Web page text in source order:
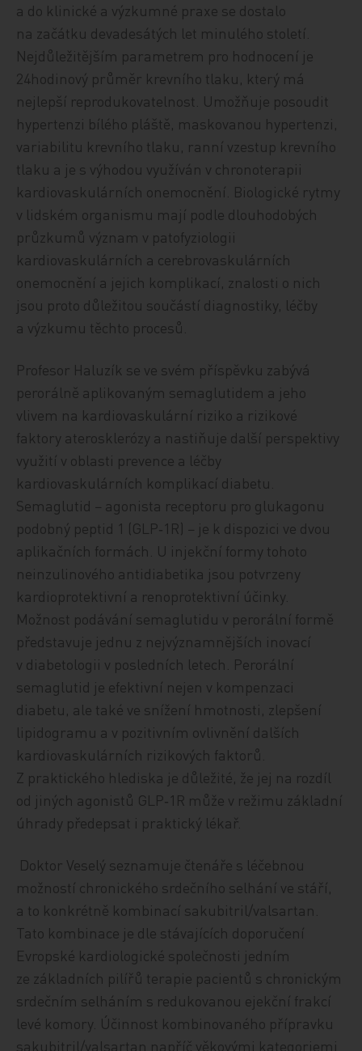
a do klinické a výzkumné praxe se dostalo
na začátku devadesátých let minulého století.
Nejdůležitějším parametrem pro hodnocení je
24hodinový průměr krevního tlaku, který má
nejlepší reprodukovatelnost. Umožňuje posoudit
hypertenzi bílého pláště, maskovanou hypertenzi,
variabilitu krevního tlaku, ranní vzestup krevního
tlaku a je s výhodou využíván v chronoterapii
kardiovaskulárních onemocnění. Biologické rytmy
v lidském organismu mají podle dlouhodobých
průzkumů význam v patofyziologii
kardiovaskulárních a cerebrovaskulárních
onemocnění a jejich komplikací, znalosti o nich
jsou proto důležitou součástí diagnostiky, léčby
a výzkumu těchto procesů.
Profesor Haluzík se ve svém příspěvku zabývá
perorálně aplikovaným sema­glutidem a jeho
vlivem na kardiovaskulární riziko a rizikové
faktory aterosklerózy a nastiňuje další perspektivy
využití v oblasti prevence a léčby
kardiovaskulárních komplikací diabetu.
Semaglutid − agonista receptoru pro glukagonu
podobný peptid 1 (GLP‑1R) − je k dispozici ve dvou
aplikačních formách. U injekční formy tohoto
neinzulinového antidiabetika jsou potvrzeny
kardioprotektivní a renoprotektivní účinky.
Možnost podávání sema­glutidu v perorální formě
představuje jednu z nejvýznamnějších inovací
v diabetologii v posledních letech. Perorální
semaglutid je efektivní nejen v kompenzaci
diabetu, ale také ve snížení hmotnosti, zlepšení
lipidogramu a v pozitivním ovlivnění dalších
kardiovaskulárních rizikových faktorů.
Z praktického hlediska je důležité, že jej na rozdíl
od jiných agonistů GLP‑1R může v režimu základní
úhrady předepsat i praktický lékař.
Doktor Veselý seznamuje čtenáře s léčebnou
možností chronického srdečního selhání ve stáří,
a to konkrétně kombinací sakubitril/valsartan.
Tato kombinace je dle stávajících doporučení
Evropské kardiologické společnosti jedním
ze základních pilířů terapie pacientů s chronickým
srdečním selháním s redukovanou ejekční frakcí
levé komory. Účinnost kombinovaného přípravku
sakubitril/valsartan napříč věkovými kategoriemi